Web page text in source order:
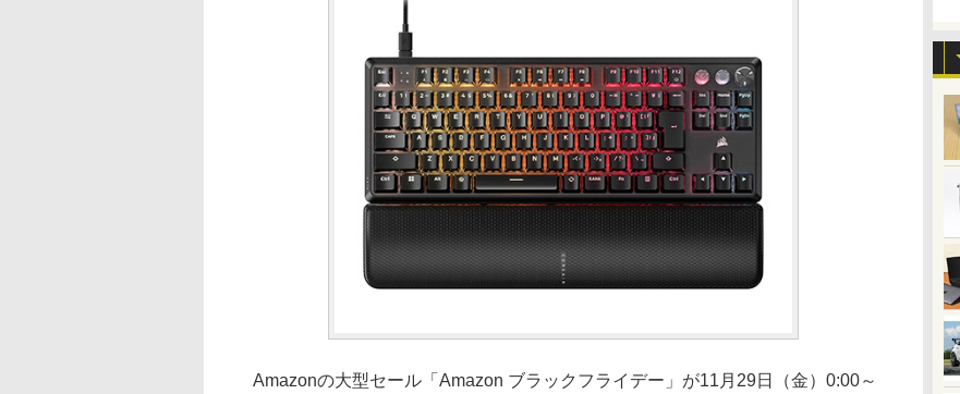
Amazonの大型セール「Amazon ブラックフライデー」が11月29日（金）0:00～